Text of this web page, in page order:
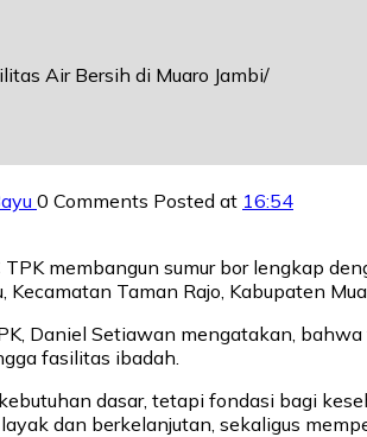
Air Bersih di Muaro Jambi
0 Comments Posted at 16:54
TPK membangun sumur bor lengkap
Kecamatan Taman Rajo, Kabupaten
Daniel Setiawan mengatakan,
fasilitas ibadah.
dasar, tetapi fondasi bagi
dan berkelanjutan, sekaligus